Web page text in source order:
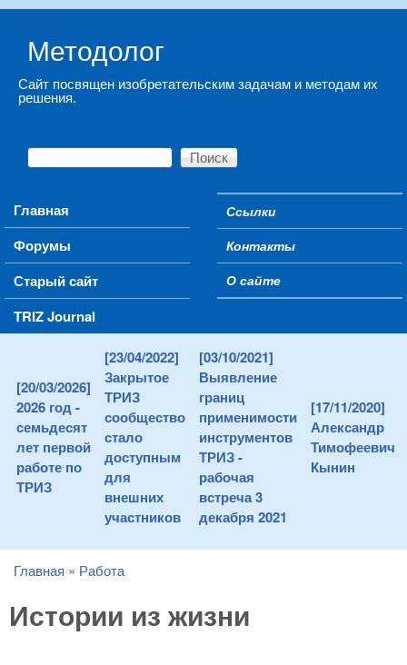
Методолог
Сайт посвящен изобретательским задачам и методам их
решения.
Форма поиска
Поиск
Main menu
Главная
Форумы
Старый сайт
TRIZ Journal
Secondary menu
Ссылки
Контакты
О сайте
[20/03/2026]
2026 год -
семьдесят
лет первой
работе по
ТРИЗ
[23/04/2022]
Закрытое
ТРИЗ
сообщество
стало
доступным
для
внешних
участников
[03/10/2021]
Выявление
границ
применимости
инструментов
ТРИЗ -
рабочая
встреча 3
декабря 2021
[17/11/2020]
Александр
Тимофеевич
Кынин
You are here
Главная » Работа
Истории из жизни